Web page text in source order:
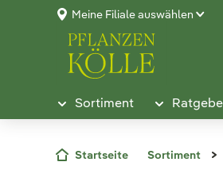
Meine Filiale auswählen
Sortiment
Startseite Sortiment